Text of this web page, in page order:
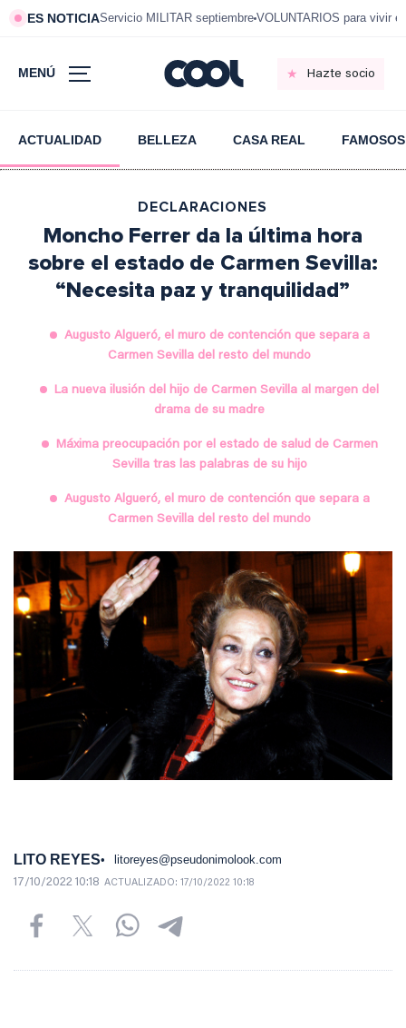
ES NOTICIAServicio MILITAR septiembre VOLUNTARIOS para vivir
MENÚ Hazte socio
ACTUALIDAD BELLEZA CASA REAL FAMOSOS
DECLARACIONES
Moncho Ferrer da la última hora
sobre el estado de Carmen Sevilla:
“Necesita paz y tranquilidad”
Augusto Algueró, el muro de contención que separa a
Carmen Sevilla del resto del mundo
La nueva ilusión del hijo de Carmen Sevilla al margen del
drama de su madre
Máxima preocupación por el estado de salud de Carmen
Sevilla tras las palabras de su hijo
Augusto Algueró, el muro de contención que separa a
Carmen Sevilla del resto del mundo
LITO REYES litoreyes@pseudonimolook.com
17/10/2022 10:18 ACTUALIZADO: 17/10/2022 10:18